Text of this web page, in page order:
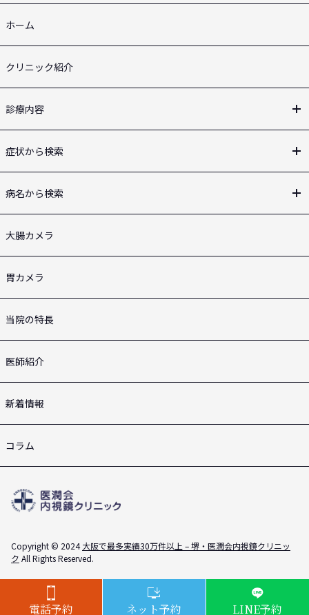
電話予約 ネット予約 LINE予約
ホーム
クリニック紹介
診療内容
症状から検索
病名から検索
大腸カメラ
胃カメラ
当院の特長
医師紹介
新着情報
コラム
Copyright © 2024大阪で最多実績30万件以上 – 堺・医潤会内視鏡クリニッ
ク All Rights Reserved.